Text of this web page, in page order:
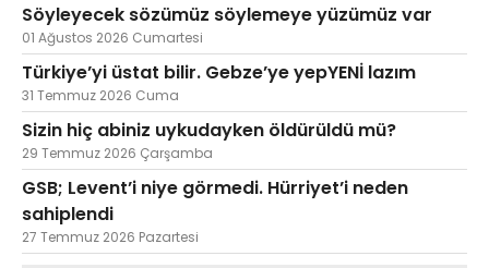
Söyleyecek sözümüz söylemeye yüzümüz var
01 Ağustos 2026 Cumartesi
Türkiye’yi üstat bilir. Gebze’ye yepYENİ lazım
31 Temmuz 2026 Cuma
Sizin hiç abiniz uykudayken öldürüldü mü?
29 Temmuz 2026 Çarşamba
GSB; Levent’i niye görmedi. Hürriyet’i neden
sahiplendi
27 Temmuz 2026 Pazartesi